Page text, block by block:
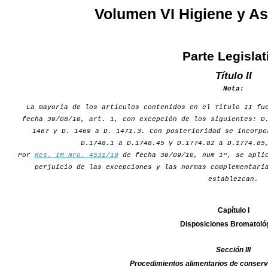
Volumen VI Higiene y
Parte
Título II
Nota:
La mayoría de los artículos contenidos en el Título II
fecha 30/08/10, art. 1, con excepción de los siguientes:
1467 y D. 1469 a D. 1471.3. Con posterioridad se
D.1748.1 a D.1748.45 y D.1774.82 a
Por Res. IM Nro. 4531/10de fecha 30/09/10, num 1º, se
perjuicio de las excepciones y las normas
establezcan.
Capítulo I
Disposiciones
Sección III
Procedimientos alimentarios de